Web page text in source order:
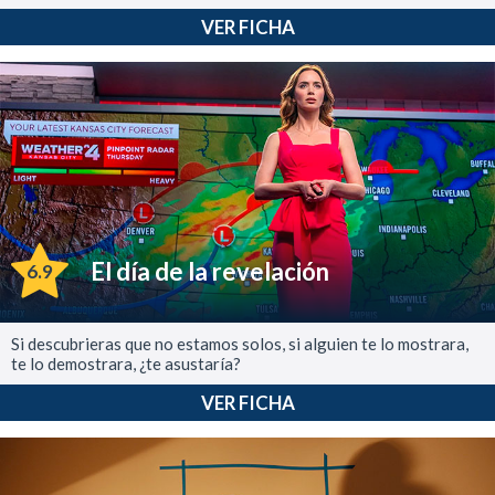
VER FICHA
6.9 El día de la revelación
Si descubrieras que no estamos solos, si alguien te lo mostrara,
te lo demostrara, ¿te asustaría?
VER FICHA